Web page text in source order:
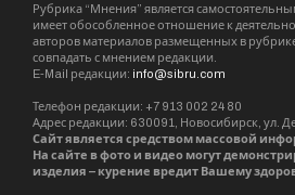
Рубрика “Мнения” является
имеет обособленное отношение к
авторов материалов размещенных в
совпадать с мнением редакции.
E-Mail редакции: info@sibru.com
Телефон редакции: +7 913 002 24 80
Адрес редакции: 630091, Новосибирск, ул.
Сайт является средством массовой
На сайте в фото и видео могут
изделия – курение вредит Вашему